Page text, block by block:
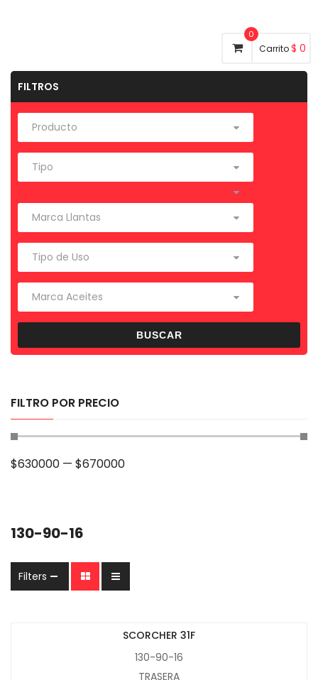
0
Carrito$ 0
FILTROS
BUSCAR
FILTRO POR PRECIO
$630000 — $670000
130-90-16
Filters
SCORCHER 31F
130-90-16
TRASERA